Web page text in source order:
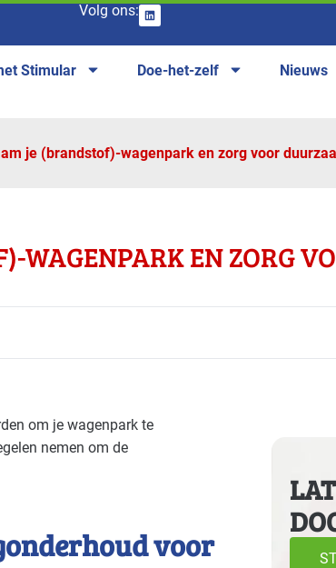
Volg ons:
Stimular Doe-het-zelf Nieuws
je (brandstof)-wagenpark en zorg voor
WAGENPARK EN ZORG
- beton Basis
om je wagenpark te
nemen om de
voor